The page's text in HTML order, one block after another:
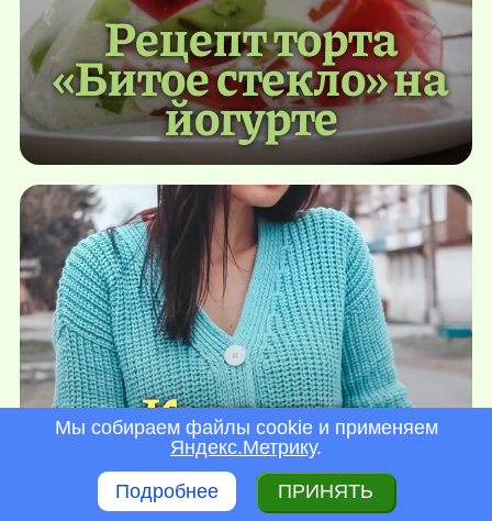
Рецепт торта
«Битое стекло» на
йогурте
Кардиган
спицами на трех
пуговицах.
Мы собираем файлы cookie и применяем
Яндекс.Метрику.
Подробнее
ПРИНЯТЬ